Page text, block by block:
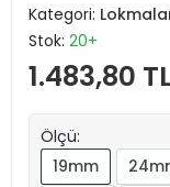
Kategori:
Stok: 20+
1.483,80
Ölçü:
19mm